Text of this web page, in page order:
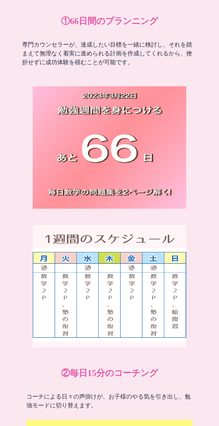
①66日間のプランニング
専門カウンセラーが、達成したい目標を一緒に検討し、それを踏
まえて無理なく着実に進められる計画を作成してくれるから、挫
折せずに成功体験を積むことが可能です。
②毎日15分のコーチング
コーチによる日々の声掛けが、お子様のやる気を引き出し、勉
強モードに切り替えます。